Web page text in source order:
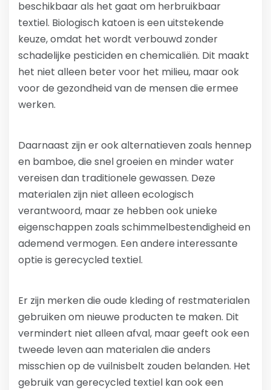
beschikbaar als het gaat om herbruikbaar
textiel. Biologisch katoen is een uitstekende
keuze, omdat het wordt verbouwd zonder
schadelijke pesticiden en chemicaliën. Dit maakt
het niet alleen beter voor het milieu, maar ook
voor de gezondheid van de mensen die ermee
werken.
Daarnaast zijn er ook alternatieven zoals hennep
en bamboe, die snel groeien en minder water
vereisen dan traditionele gewassen. Deze
materialen zijn niet alleen ecologisch
verantwoord, maar ze hebben ook unieke
eigenschappen zoals schimmelbestendigheid en
ademend vermogen. Een andere interessante
optie is gerecycled textiel.
Er zijn merken die oude kleding of restmaterialen
gebruiken om nieuwe producten te maken. Dit
vermindert niet alleen afval, maar geeft ook een
tweede leven aan materialen die anders
misschien op de vuilnisbelt zouden belanden. Het
gebruik van gerecycled textiel kan ook een